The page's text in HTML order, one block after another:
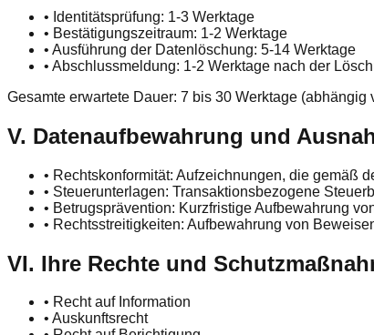
• Identitätsprüfung: 1-3 Werktage
• Bestätigungszeitraum: 1-2 Werktage
• Ausführung der Datenlöschung: 5-14 Werktage
• Abschlussmeldung: 1-2 Werktage nach der
Gesamte erwartete Dauer: 7 bis 30 Werktage
V. Datenaufbewahrung und
• Rechtskonformität: Aufzeichnungen, die gemäß
• Steuerunterlagen: Transaktionsbezogene
• Betrugsprävention: Kurzfristige Aufbewahrung
• Rechtsstreitigkeiten: Aufbewahrung von
VI. Ihre Rechte und
• Recht auf Information
• Auskunftsrecht